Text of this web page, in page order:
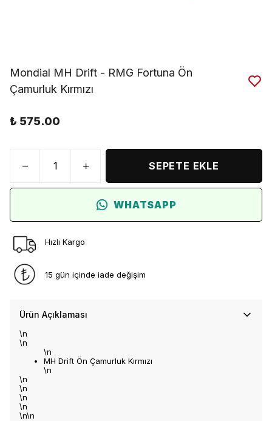
Mondial MH Drift - RMG Fortuna Ön
Çamurluk Kırmızı
₺ 575.00
SEPETE EKLE
WHATSAPP
Hızlı Kargo
15 gün içinde iade değişim
Ürün Açıklaması
\n
\n
\n
MH Drift Ön Çamurluk Kırmızı
\n
\n
\n
\n
\n
\n\n